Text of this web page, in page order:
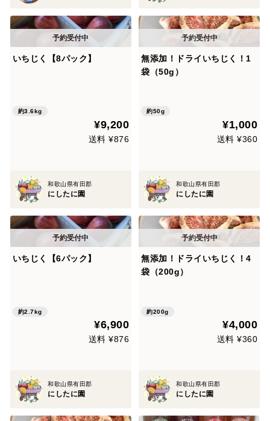
いちじく【8パック】
約3.6kg
¥9,200
送料 ¥876
和歌山県有田郡
にしたに園
無添加！ドライいちじく！1
袋（50g）
約50g
¥1,000
送料 ¥360
和歌山県有田郡
にしたに園
いちじく【6パック】
約2.7kg
¥6,900
送料 ¥876
和歌山県有田郡
にしたに園
無添加！ドライいちじく！4
袋（200g）
約200g
¥4,000
送料 ¥360
和歌山県有田郡
にしたに園